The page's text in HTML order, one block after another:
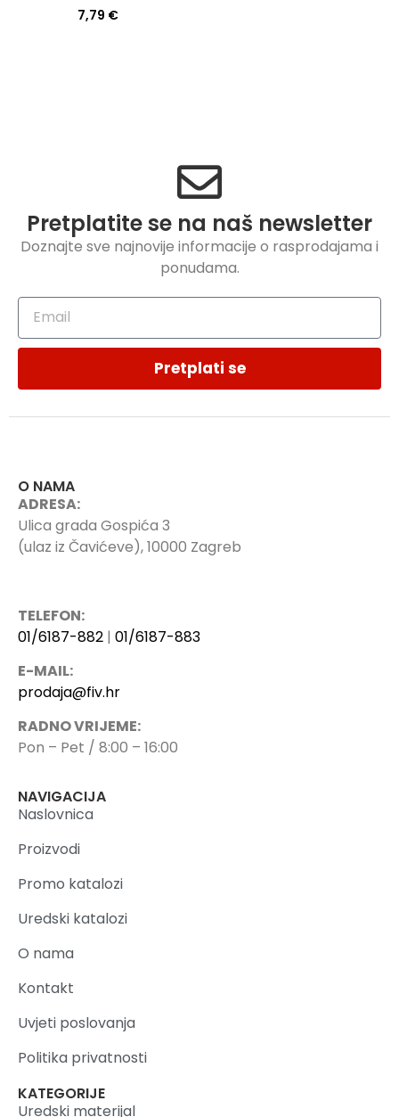
7,79 €
Pretplatite se na naš newsletter
Doznajte sve najnovije informacije o rasprodajama i
ponudama.
Pretplati se
O NAMA
ADRESA:
Ulica grada Gospića 3
(ulaz iz Čavićeve), 10000 Zagreb
TELEFON:
01/6187-882 | 01/6187-883
E-MAIL:
prodaja@fiv.hr
RADNO VRIJEME:
Pon – Pet / 8:00 – 16:00
NAVIGACIJA
Naslovnica
Proizvodi
Promo katalozi
Uredski katalozi
O nama
Kontakt
Uvjeti poslovanja
Politika privatnosti
KATEGORIJE
Uredski materijal